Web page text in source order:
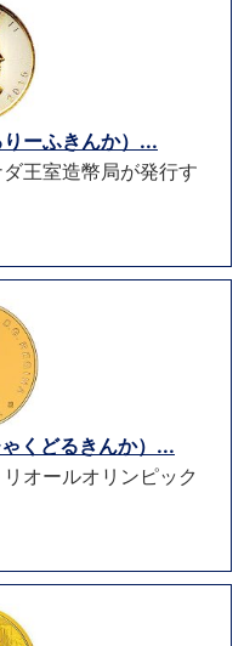
ーふきんか）...
王室造幣局が発行す
くどるきんか）...
オールオリンピック